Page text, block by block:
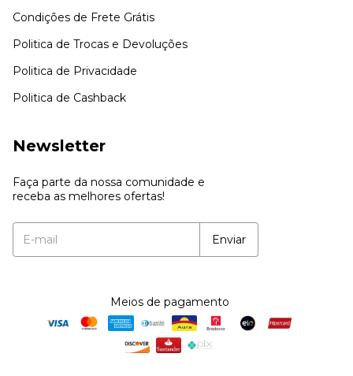
Condições de Frete Grátis
Politica de Trocas e Devoluções
Politica de Privacidade
Politica de Cashback
Newsletter
Faça parte da nossa comunidade e
receba as melhores ofertas!
Meios de pagamento